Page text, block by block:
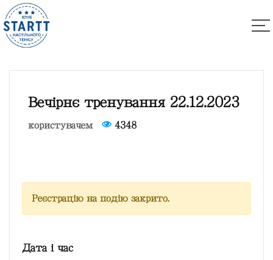
Вечірнє тренування 22.12.2023
користувачем 4348
Реєстрацію на подію закрито.
Дата і час